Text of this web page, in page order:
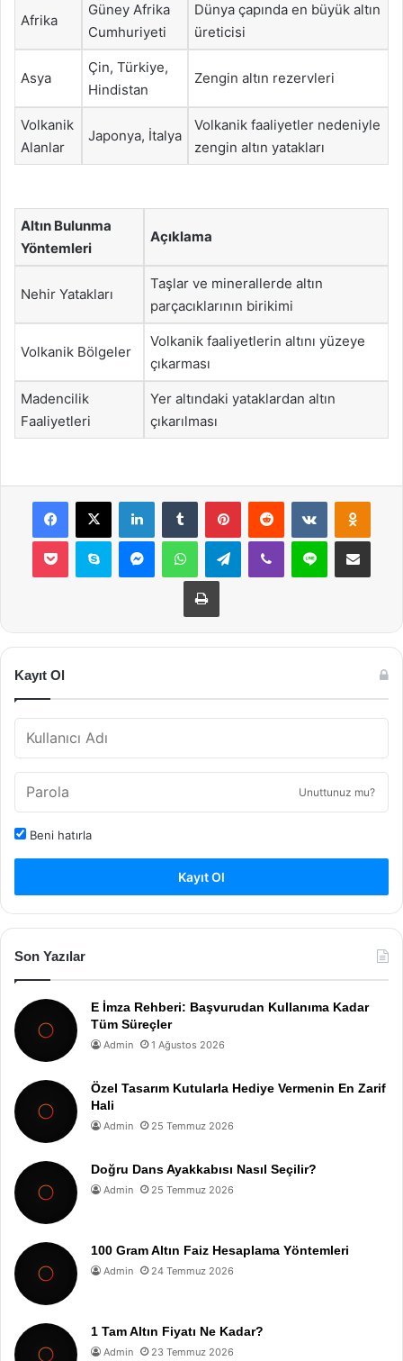
Afrika
Güney Afrika
Cumhuriyeti
Dünya çapında en büyük altın
üreticisi
Asya
Çin, Türkiye,
Hindistan
Zengin altın rezervleri
Volkanik
Alanlar
Japonya, İtalya
Volkanik faaliyetler nedeniyle
zengin altın yatakları
Altın Bulunma
Yöntemleri
Açıklama
Nehir Yatakları
Taşlar ve minerallerde altın
parçacıklarının birikimi
Volkanik Bölgeler
Volkanik faaliyetlerin altını yüzeye
çıkarması
Madencilik
Faaliyetleri
Yer altındaki yataklardan altın
çıkarılması
Facebook
X LinkedInTumblr PinterestReddit VKontakte
Pocket Skype MessengerWhatsAppTelegramViber Line E-Posta ile
Yazdır
Kayıt Ol
Unuttunuz mu?
Beni hatırla
Kayıt Ol
Son Yazılar
E İmza Rehberi: Başvurudan Kullanıma Kadar
Tüm Süreçler
Admin 1 Ağustos 2026
Özel Tasarım Kutularla Hediye Vermenin En Zarif
Hali
Admin 25 Temmuz 2026
Doğru Dans Ayakkabısı Nasıl Seçilir?
Admin 25 Temmuz 2026
100 Gram Altın Faiz Hesaplama Yöntemleri
Admin 24 Temmuz 2026
1 Tam Altın Fiyatı Ne Kadar?
Admin 23 Temmuz 2026